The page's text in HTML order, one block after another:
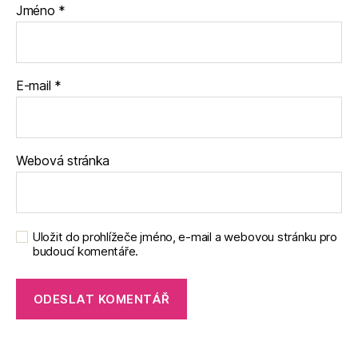
Jméno *
E-mail *
Webová stránka
Uložit do prohlížeče jméno, e-mail a webovou stránku pro
budoucí komentáře.